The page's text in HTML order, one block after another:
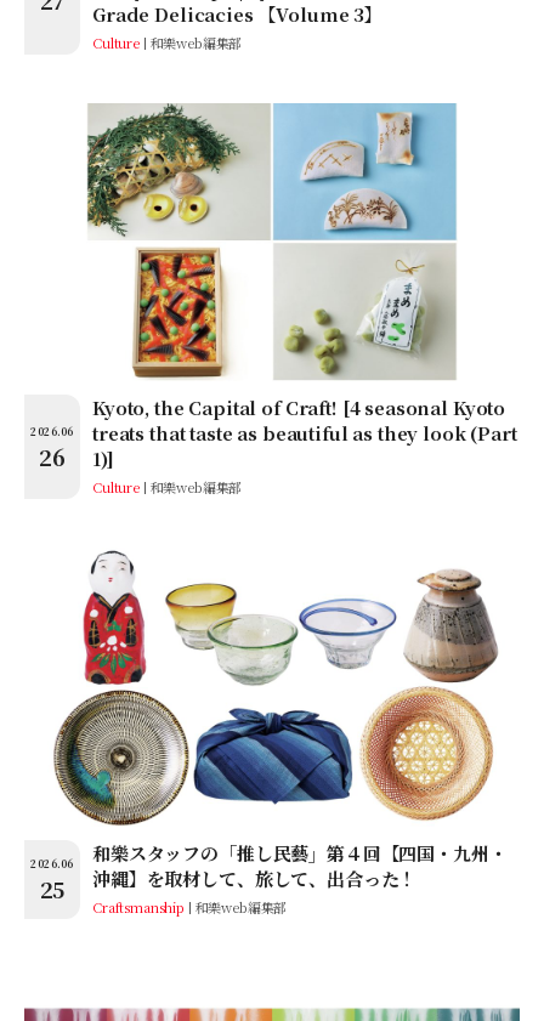
Grade Delicacies 【Volume 3】
Culture 和樂web編集部
2026.06
26
Kyoto, the Capital of Craft! [4 seasonal Kyoto
treats that taste as beautiful as they look (Part
1)]
Culture 和樂web編集部
2026.06
25
和樂スタッフの「推し民藝」第４回【四国・九州・
沖縄】を取材して、旅して、出合った！
Craftsmanship 和樂web編集部